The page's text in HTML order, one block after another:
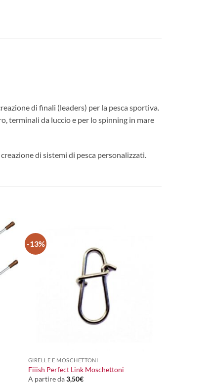
di finali (leaders) per la pesca sportiva.
terminali da luccio e per lo spinning in mare
di sistemi di pesca personalizzati.
-13%
GIRELLE E MOSCHETTONI
Fiiish Perfect Link Moschettoni
A partire da3,50€